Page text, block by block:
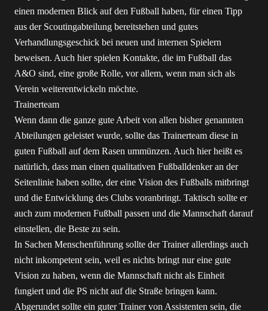
einen modernen Blick auf den Fußball haben, für einen Tipp
aus der Scoutingabteilung bereitstehen und gutes
Verhandlungsgeschick bei neuen und internen Spielern
beweisen. Auch hier spielen Kontakte, die im Fußball das
A&O sind, eine große Rolle, vor allem, wenn man sich als
Verein weiterentwickeln möchte.
Trainerteam
Wenn dann die ganze gute Arbeit von allen bisher genannten
Abteilungen geleistet wurde, sollte das Trainerteam diese in
guten Fußball auf dem Rasen ummünzen. Auch hier heißt es
natürlich, dass man einen qualitativen Fußballdenker an der
Seitenlinie haben sollte, der eine Vision des Fußballs mitbringt
und die Entwicklung des Clubs voranbringt. Taktisch sollte er
auch zum modernen Fußball passen und die Mannschaft darauf
einstellen, die Beste zu sein.
In Sachen Menschenführung sollte der Trainer allerdings auch
nicht inkompetent sein, weil es nichts bringt nur eine gute
Vision zu haben, wenn die Mannschaft nicht als Einheit
fungiert und die PS nicht auf die Straße bringen kann.
Abgerundet sollte ein guter Trainer von Assistenten sein, die